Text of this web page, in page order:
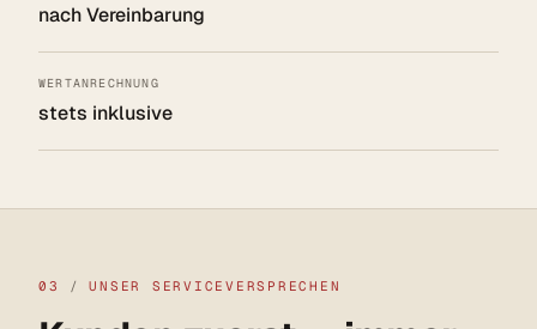
nach Vereinbarung
WERTANRECHNUNG
stets inklusive
03 / UNSER SERVICEVERSPRECHEN